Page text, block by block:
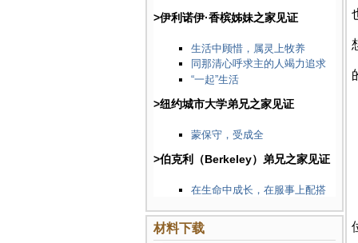
>伊利诺伊·香槟姊妹之家见证
生活中顾惜，属灵上牧养
同那清心呼求主的人竭力追求
“一起”生活
>纽约城市大学弟兄之家见证
蒙保守，受成全
>伯克利（Berkeley）弟兄之家见证
在生命中成长，在服事上配搭
材料下载